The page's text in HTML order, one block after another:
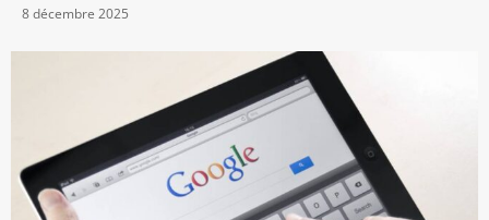
8 décembre 2025